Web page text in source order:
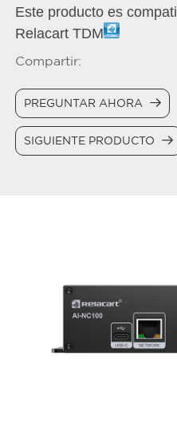
Este producto es
Relacart TDM
Compartir:
PREGUNTAR AHORA
SIGUIENTE PRODUCTO